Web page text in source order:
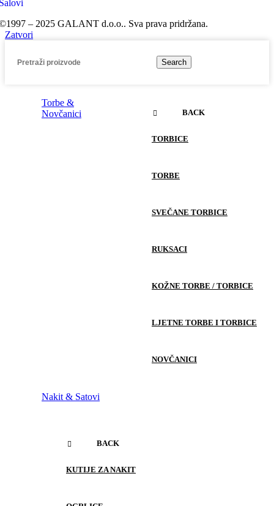
– 2025 GALANT d.o.o.. Sva prava pridržana.
Zatvori
Search
Torbe &
Novčanici
BACK
TORBICE
TORBE
SVEČANE TORBICE
RUKSACI
KOŽNE TORBE / TORBICE
LJETNE TORBE I TORBICE
NOVČANICI
Nakit & Satovi
BACK
KUTIJE ZA NAKIT